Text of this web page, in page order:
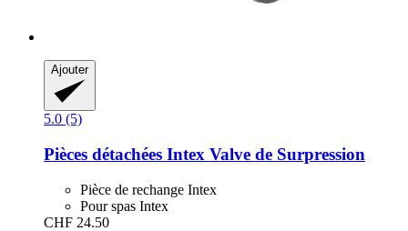
Ajouter
5.0 (5)
Pièces détachées Intex Valve de Surpression
Pièce de rechange Intex
Pour spas Intex
CHF 24.50